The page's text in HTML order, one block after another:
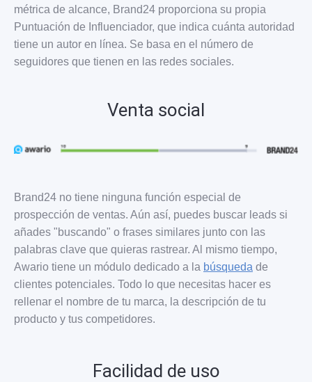
métrica de alcance, Brand24 proporciona su propia
Puntuación de Influenciador, que indica cuánta autoridad
tiene un autor en línea. Se basa en el número de
seguidores que tienen en las redes sociales.
Venta social
Brand24 no tiene ninguna función especial de
prospección de ventas. Aún así, puedes buscar leads si
añades "buscando" o frases similares junto con las
palabras clave que quieras rastrear. Al mismo tiempo,
Awario tiene un módulo dedicado a la búsqueda de
clientes potenciales. Todo lo que necesitas hacer es
rellenar el nombre de tu marca, la descripción de tu
producto y tus competidores.
Facilidad de uso